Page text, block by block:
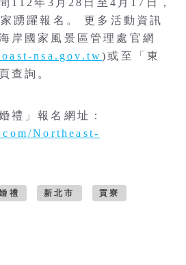
踴躍報名。 更多活動資訊
岸國家風景區管理處官網
nsa.gov.tw)或至「東
查詢。
禮」報名網址：
Northeast-
禮 新北市 貢寮